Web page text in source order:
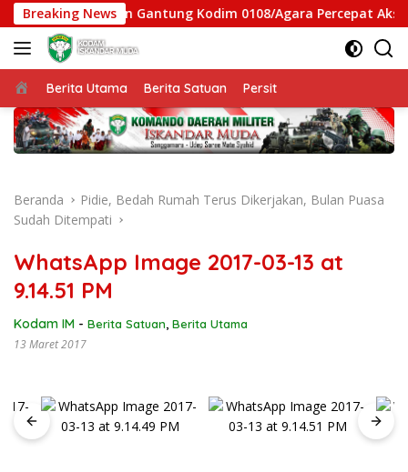
Langsung
ke
konten
Breaking News
Jembatan Gantung Kodim 0108/Agara Percepat Akses
Beranda
Berita Utama Berita Satuan Persit
Beranda
Pidie, Bedah Rumah Terus Dikerjakan, Bulan Puasa
Sudah Ditempati
WhatsApp Image 2017-03-13 at
9.14.51 PM
Kodam IM - Berita Satuan, Berita Utama
13 Maret 2017